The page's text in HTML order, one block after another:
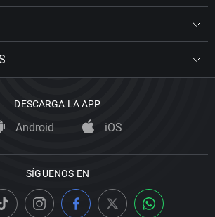
DESCARGA LA APP
Android iOS
SÍGUENOS EN